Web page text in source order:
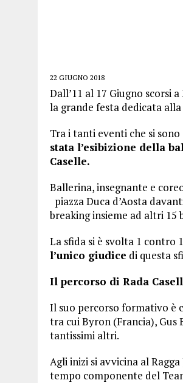
22 GIUGNO 2018
Dall’11 al 17 Giugno scorsi
la grande festa dedicata
Tra i tanti eventi che si
stata l’esibizione della
Caselle.
Ballerina, insegnante e
piazza Duca d’Aosta
breaking insieme ad altri 15
La sfida si è svolta 1 contro
l’unico giudice di questa
Il percorso di Rada
Il suo percorso formativo è
tra cui Byron (Francia), Gus
tantissimi altri.
Agli inizi si avvicina al
tempo componente del